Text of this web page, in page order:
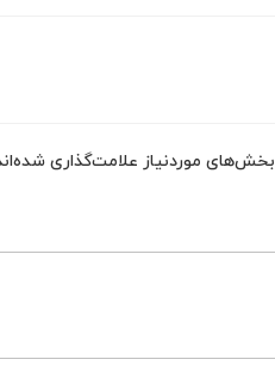
بخش‌های موردنیاز علامت‌گذاری